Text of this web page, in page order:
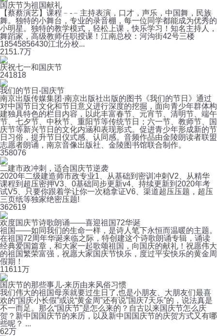
国庆节为祖国献礼
【蔡蔡演艺】课程﹣-﹣主持表演，口才，声乐，中国舞，民族
舞。独特的小舞台，专业的录音棚，每一位同学都能成为优秀的
小明星。独特的教学模式，轻松上课，快乐学习！知名主持人，
舞蹈家，高级教师任职授课！江南总校：河沟街42号三楼
18545856430江北分校...
2151.7万
庆祝七一和国庆节
241818
我们的节日-国庆节
南京出版传媒集团·南京出版社出版的图书《我们的节日》通过
对中国节日文化和节日意义进行深度的挖掘，面向青少年群体构
建独具特色的栏目内容，以此丰富春节、元宵节、清明节、端午
节、七夕节、中秋节、重阳节等传统节日；六一节、教师节、国
庆节等新兴节日的文化内涵和表现形式。促进青少年形成新的节
日习俗，提升节日仪式感、认同感。音频作品由金陵朗读者联盟
志愿者朗诵，南京音像出版社、金陵图书馆联合制作。
358076
二建市政冲刺，适合国庆节逆袭
2020年二级建造师市政专业1、从基础到密训冲刺V2、从精华
课程到超压密押V3、0基础同步更新v4、持续更新到2020年考
试V5、只要你跟着学让你一次稳拿证V6、渠道超压压题，超压
三页纸等独家绝密压题!
362619
欢度国庆节诗歌朗诵——喜迎祖国72华诞
祖国——如同我们的生命一样，是诗人笔下永恒而温暖的主题。
在祖国72周年华诞来临之际，特创建这个诗歌朗诵专辑，诵读
经典爱国篇章，和大家一起歌颂祖国，向国庆的献礼！祝愿伟大
的祖国繁荣富强，祝愿大家国庆节快乐，度过平安快乐的黄金周
假期！
11611万
国庆节的那些事儿-来历由来风俗习惯
我们伟大的祖国母亲就要过生日了,也是小朋友、大朋友们最喜
欢的“国庆小长假”或说“黄金周”还有说”国庆7天乐”的，说法真是
不一而足。那么“国庆节”是怎么来的？自古以来国庆节怎么庆
贺？新中国国庆节的来历，以及新中国国庆节的庆贺方式又有哪
些呢？ ...
62万